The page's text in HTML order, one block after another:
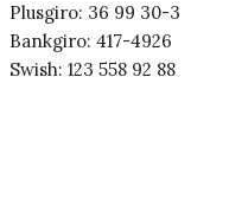
Plusgiro: 36 99 30-3
Bankgiro: 417-4926
Swish: 123 558 92 88